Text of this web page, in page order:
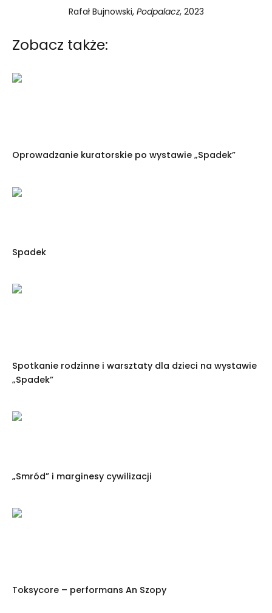
Rafał Bujnowski, Podpalacz, 2023
Zobacz także:
Oprowadzanie kuratorskie po wystawie „Spadek”
Spadek
Spotkanie rodzinne i warsztaty dla dzieci na wystawie
„Spadek”
„Smród” i marginesy cywilizacji
Toksycore – performans An Szopy